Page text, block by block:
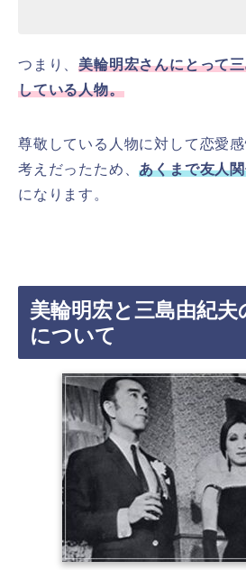
つまり、美輪明宏さんにとって
している人物。
尊敬している人物に対して恋愛
考えだったため、あくまで友人
になります。
美輪明宏と三島由紀
について